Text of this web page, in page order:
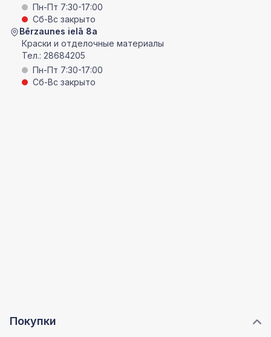
Покупки
Пн-Пт 7:30-17:00
Сб-Вс закрыто
Bērzaunes ielā 8a
Краски и отделочные материалы
Тел.: 28684205
Пн-Пт 7:30-17:00
Сб-Вс закрыто